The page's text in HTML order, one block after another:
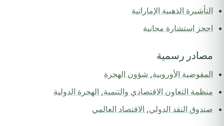
التأشيرة الذهبية الإماراتية
احجز استشارة مجانية
مصادر رسمية
المفوضية الأوروبية, شؤون الهجرة
منظمة التعاون الاقتصادي والتنمية, الهجرة الدولية
صندوق النقد الدولي, الاقتصاد العالمي